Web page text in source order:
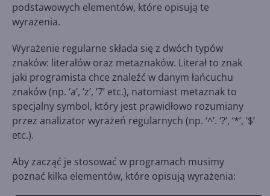
podstawowych elementów, które opisują te
wyrażenia.
Wyrażenie regularne składa się z dwóch typów
znaków: literałów oraz metaznaków. Literał to znak
jaki programista chce znaleźć w danym łańcuchu
znaków (np. ‘a’, ‘z’, ‘7’ etc.), natomiast metaznak to
specjalny symbol, który jest prawidłowo rozumiany
przez analizator wyrażeń regularnych (np. ‘^’. ‘?’, ‘*’, ‘$’
etc.).
Aby zacząć je stosować w programach musimy
poznać kilka elementów, które opisują wyrażenia: